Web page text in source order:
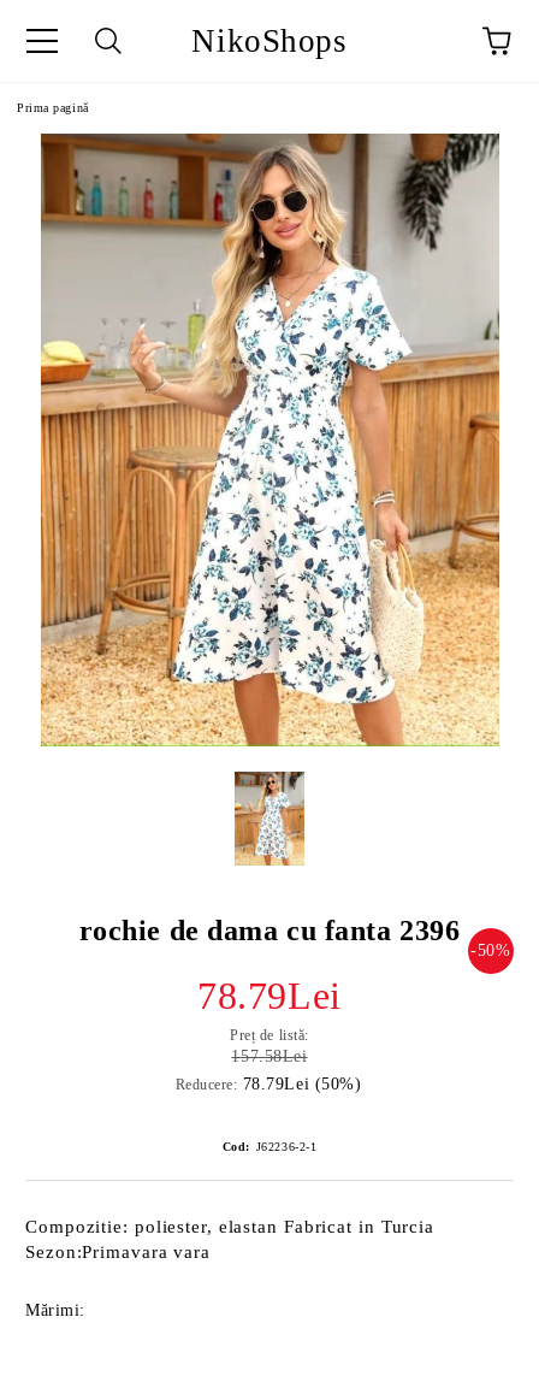
NikoShops
Prima pagină
rochie de dama cu fanta 2396
-50%
78.79Lei
Preț de listă:
157.58Lei
Reducere: 78.79Lei (50%)
Cod: J62236-2-1
Compozitie: poliester, elastan Fabricat in Turcia
Sezon:Primavara vara
Mărimi: